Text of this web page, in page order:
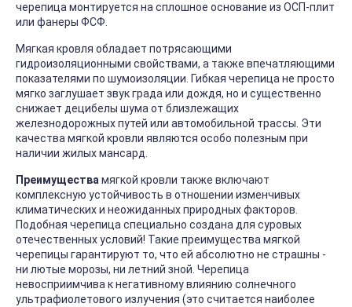
черепица монтируется на сплошное основание из ОСП-плит
или фанеры ФСФ.
Мягкая кровля обладает потрясающими
гидроизоляционными свойствами, а также впечатляющими
показателями по шумоизоляции. Гибкая черепица не просто
мягко заглушает звук града или дождя, но и существенно
снижает децибелы шума от близлежащих
железнодорожных путей или автомобильной трассы. Эти
качества мягкой кровли являются особо полезным при
наличии жилых мансард.
Преимущества мягкой кровли также включают
комплексную устойчивость в отношении изменчивых
климатических и неожиданных природных факторов.
Подобная черепица специально создана для суровых
отечественных условий! Такие преимущества мягкой
черепицы гарантируют то, что ей абсолютно не страшны -
ни лютые морозы, ни летний зной. Черепица
невосприимчива к негативному влиянию солнечного
ультрафиолетового излучения (это считается наиболее